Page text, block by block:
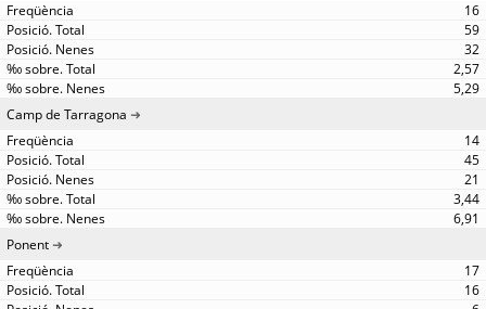
16
59
32
2,57
5,29
Camp de Tarragona
14
45
21
3,44
6,91
Ponent
17
16